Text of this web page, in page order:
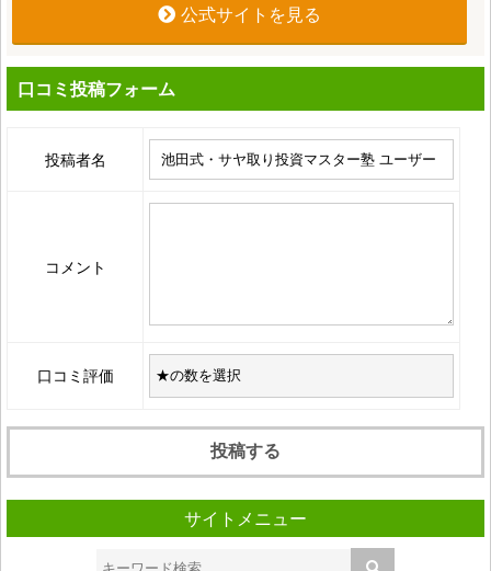
公式サイトを見る
口コミ投稿フォーム
投稿者名
コメント
口コミ評価
サイトメニュー